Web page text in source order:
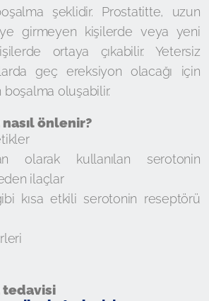
şeklidir. Prostatitte, uzun
girmeyen kişilerde veya yeni
ortaya çıkabilir. Yetersiz
geç ereksiyon olacağı için
boşalma oluşabilir.
önlenir?
olarak kullanılan serotonin
ilaçlar
kısa etkili serotonin reseptörü
tedavisi